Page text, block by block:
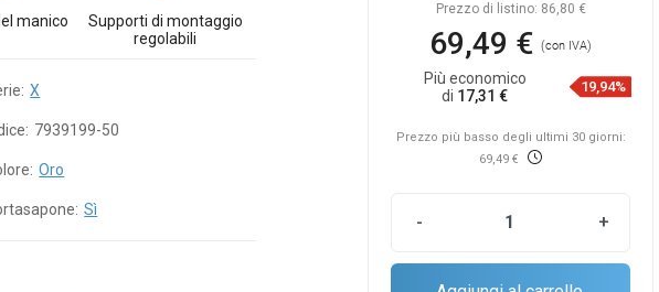
manico
Supporti di montaggio
regolabili
X
7939199-50
Oro
Sì
Prezzo di listino: 86,80 €
69,49 €(con IVA)
Più economico
di 17,31 € 19,94%
Prezzo più basso degli ultimi 30 giorni:
69,49 €
- +